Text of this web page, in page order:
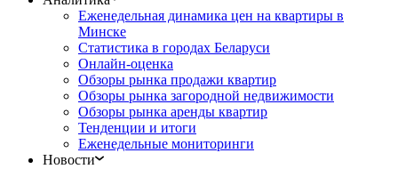
Еженедельная динамика цен на квартиры в
Минске
Статистика в городах Беларуси
Онлайн-оценка
Обзоры рынка продажи квартир
Обзоры рынка загородной недвижимости
Обзоры рынка аренды квартир
Тенденции и итоги
Еженедельные мониторинги
Новости